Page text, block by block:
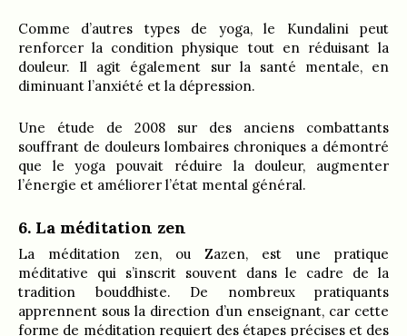
Comme d’autres types de yoga, le Kundalini peut
renforcer la condition physique tout en réduisant la
douleur. Il agit également sur la santé mentale, en
diminuant l’anxiété et la dépression.
Une étude de 2008 sur des anciens combattants
souffrant de douleurs lombaires chroniques a démontré
que le yoga pouvait réduire la douleur, augmenter
l’énergie et améliorer l’état mental général.
6. La méditation zen
La méditation zen, ou Zazen, est une pratique
méditative qui s’inscrit souvent dans le cadre de la
tradition bouddhiste. De nombreux pratiquants
apprennent sous la direction d’un enseignant, car cette
forme de méditation requiert des étapes précises et des